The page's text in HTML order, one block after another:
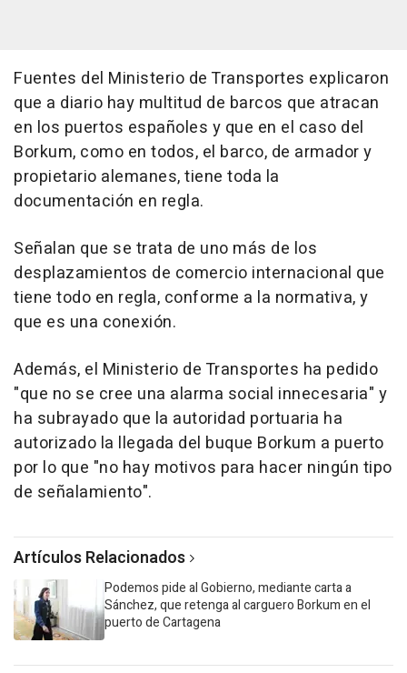
Fuentes del Ministerio de Transportes explicaron
que a diario hay multitud de barcos que atracan
en los puertos españoles y que en el caso del
Borkum, como en todos, el barco, de armador y
propietario alemanes, tiene toda la
documentación en regla.
Señalan que se trata de uno más de los
desplazamientos de comercio internacional que
tiene todo en regla, conforme a la normativa, y
que es una conexión.
Además, el Ministerio de Transportes ha pedido
"que no se cree una alarma social innecesaria" y
ha subrayado que la autoridad portuaria ha
autorizado la llegada del buque Borkum a puerto
por lo que "no hay motivos para hacer ningún tipo
de señalamiento".
Artículos Relacionados
Podemos pide al Gobierno, mediante carta a
Sánchez, que retenga al carguero Borkum en el
puerto de Cartagena